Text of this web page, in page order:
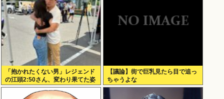
「抱かれたくない男」レジェンド
の江頭2:50さん、変わり果てた姿
で発見される
【議論】街で巨乳見たら目で追っ
ちゃうよな